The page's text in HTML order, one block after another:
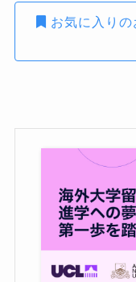
お気に入りの